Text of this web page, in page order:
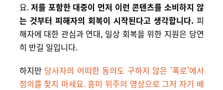
요.저를 포함한 대중이 먼저 이런 콘텐츠를 소비하지 않
는 것부터 피해자의 회복이 시작된다고 생각합니다. 피
해자에 대한 관심과 연대, 일상 회복을 위한 지원은 당연
히 반길 일입니다.
하지만 당사자의 어떠한 동의도 구하지 않은 '폭로'에서
정의를 찾지 마세요. 흥미 위주의 영상으로 그저 자기 배